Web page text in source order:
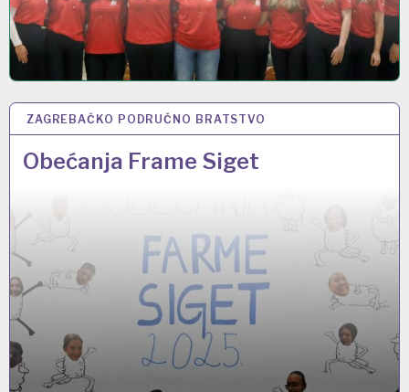
ZAGREBAČKO PODRUČNO BRATSTVO
Obećanja Frame Siget
4 STU 2025